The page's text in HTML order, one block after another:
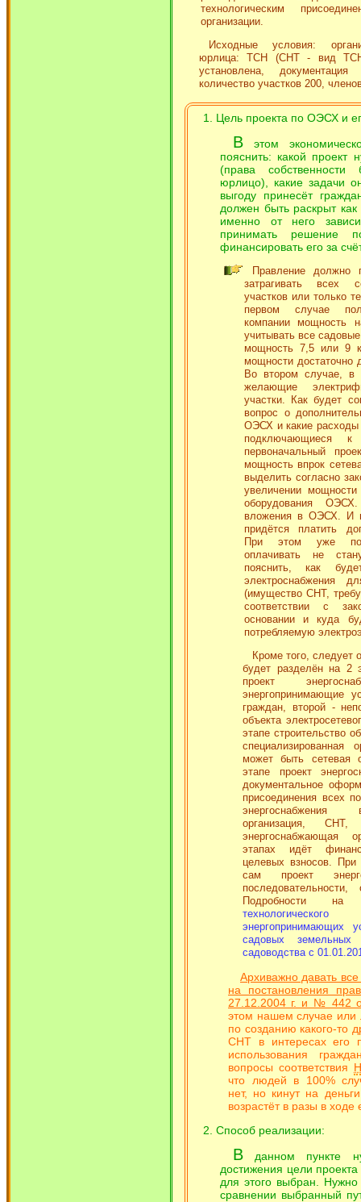
технологическим
организации.
Исходные условия:
юрлица: ТСН (СНТ - вид
установлена,
количество участков 200,
Цель проекта по ОЭСХ и
В этом
пояснить: какой
(права
юрлицо), какие задачи
выгоду принесёт
должен быть раскрыт
именно от него
принимать решение
финансировать его за
Правление должно
затрагивать всех
участков или только
первом случае
компании мощность
учитывать все
мощность 7,5 или 9
мощности
Во втором случае, в
желающие
участки. Как будет
вопрос о
ОЭСХ и какие расходы
подключающиеся
первоначальный
мощность впрок
выделить согласно
увеличении
оборудования
вложения в ОЭСХ. И
придётся платить
При этом уже
оплачивать не
пояснить, как
электроснабжения
(имущество СНТ,
соответствии с
основании и куда
потребляемую
Кроме того, следует
будет разделён на 2
проект
энергопринимающие
граждан, второй -
объекта
этапе строительство
специализированная
может быть сетевая
этапе проект
документальное
присоединения всех
энергоснабжения
организация,
энергоснабжающая
этапах идёт
целевых взносов.
сам проект
Подробности
энергопринимающих
садовых земельных
садоводства с
Архиважно давать
на постановления
27.12.2004 г. и № 442
этом нашем случае или
по созданию какого-то
СНТ в интересах его
использования
вопросы соответствия
что людей в 100%
нет, но кинут на
возрастёт в разы в ходе
Способ реализации:
В данном пункте
достижения цели
для этого выбран. Нужно
сравнении выбранный